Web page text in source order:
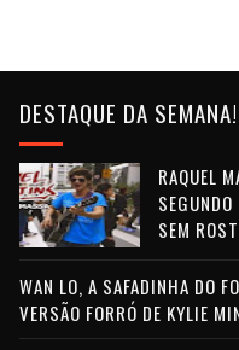
DESTAQUE DA SEMANA!
RAQUEL
SEM
WAN LO, A SAFADINHA DO
VERSÃO FORRÓ DE KYLIE